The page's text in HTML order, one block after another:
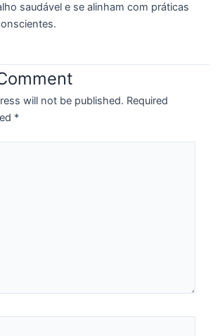
saudável e se alinham com práticas
will not be published. Required
*